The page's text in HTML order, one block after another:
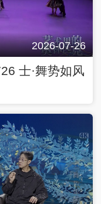
2026-07-26
士·舞势如风